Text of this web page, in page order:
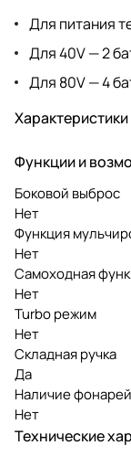
Для питания
Для 40V — 2
Для 80V — 4
Характеристики
Функции и
Боковой выброс
Нет
Функция
Нет
Самоходная
Нет
Turbo режим
Нет
Складная ручка
Да
Наличие фонарей
Нет
Технические